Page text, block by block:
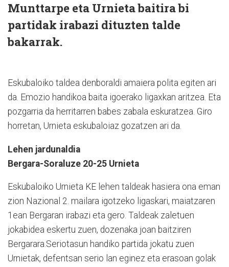
Munttarpe eta Urnieta baitira bi
partidak irabazi dituzten talde
bakarrak.
Eskubaloiko taldea denboraldi amaiera polita egiten ari
da. Emozio handikoa baita igoerako ligaxkan aritzea. Eta
pozgarria da herritarren babes zabala eskuratzea. Giro
horretan, Urnieta eskubaloiaz gozatzen ari da.
Lehen jardunaldia
Bergara-Soraluze 20-25 Urnieta
Eskubaloiko Urnieta KE lehen taldeak hasiera ona eman
zion Nazional 2. mailara igotzeko ligaskari, maiatzaren
1ean Bergaran irabazi eta gero. Taldeak zaletuen
jokabidea eskertu zuen, dozenaka joan baitziren
Bergarara.Seriotasun handiko partida jokatu zuen
Urnietak, defentsan serio lan eginez eta erasoan golak